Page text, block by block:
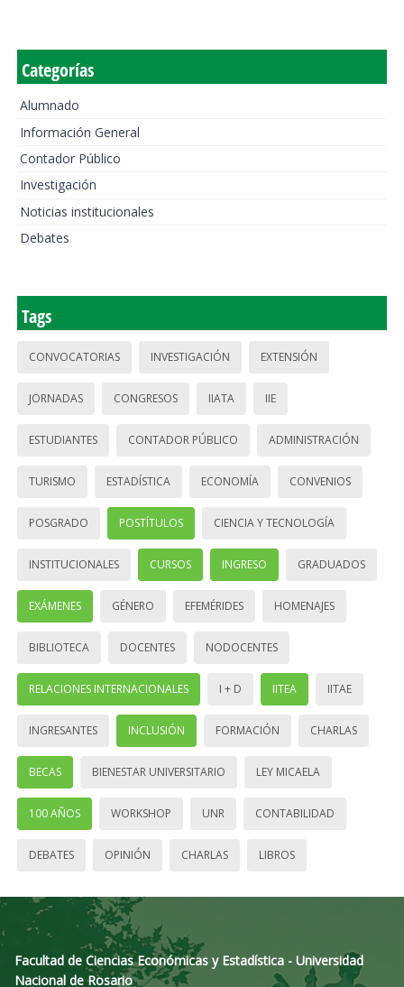
Categorías
Alumnado
Información General
Contador Público
Investigación
Noticias institucionales
Debates
Tags
CONVOCATORIAS INVESTIGACIÓN EXTENSIÓN
JORNADAS CONGRESOS IIATA IIE
ESTUDIANTES CONTADOR PÚBLICO ADMINISTRACIÓN
TURISMO ESTADÍSTICA ECONOMÍA CONVENIOS
POSGRADO POSTÍTULOS CIENCIA Y TECNOLOGÍA
INSTITUCIONALES CURSOS INGRESO GRADUADOS
EXÁMENES GÉNERO EFEMÉRIDES HOMENAJES
BIBLIOTECA DOCENTES NODOCENTES
RELACIONES INTERNACIONALES I + D IITEA IITAE
INGRESANTES INCLUSIÓN FORMACIÓN CHARLAS
BECAS BIENESTAR UNIVERSITARIO LEY MICAELA
100 AÑOS WORKSHOP UNR CONTABILIDAD
DEBATES OPINIÓN CHARLAS LIBROS
Facultad de Ciencias Económicas y Estadística - Universidad
Nacional de Rosario